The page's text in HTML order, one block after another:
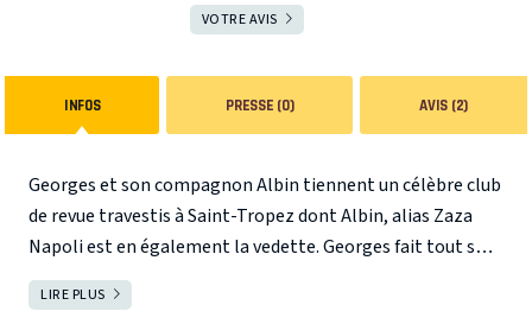
VOTRE AVIS
INFOS PRESSE (0) AVIS (2)
Georges et son compagnon Albin tiennent un célèbre club
de revue travestis à Saint-Tropez dont Albin, alias Zaza
Napoli est en également la vedette. Georges fait tout son
possible pour tempérer les caprices de la diva et ses sauts
d'humeur qui rythment leur longue vie commune. Mais
LIRE PLUS